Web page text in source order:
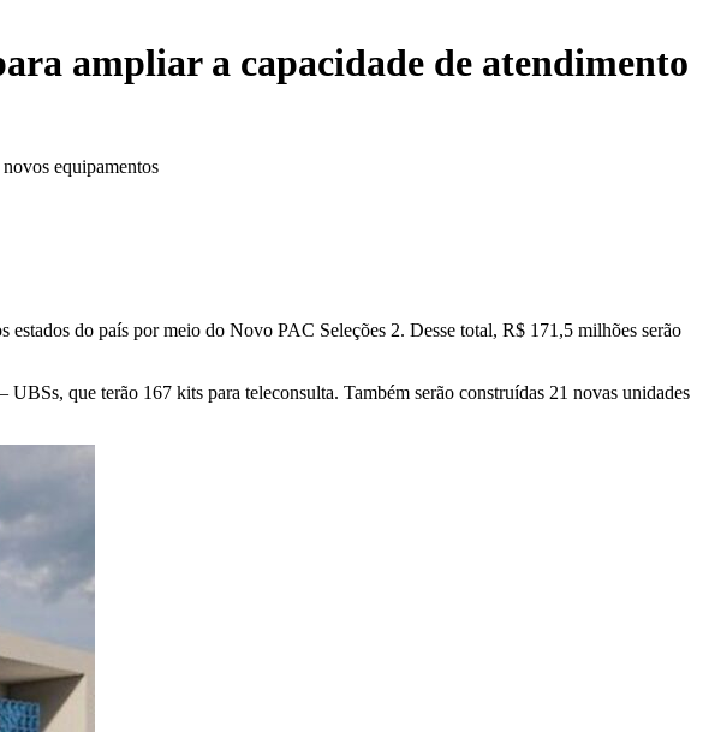
ampliar a capacidade de atendimento
equipamentos
do país por meio do Novo PAC Seleções 2. Desse total, R$ 171,5 milhões serão
que terão 167 kits para teleconsulta. Também serão construídas 21 novas unidades